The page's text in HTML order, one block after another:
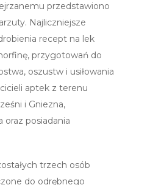
przedstawiono
Najliczniejsze
recept na lek
przygotowań do
oszustw i usiłowania
aptek z terenu
i Gniezna,
oraz posiadania
trzech osób
do odrębnego